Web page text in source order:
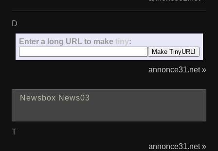
D
Enter a long URL to make tiny:
annonce31.net »
Newsbox News03
T
annonce31.net »